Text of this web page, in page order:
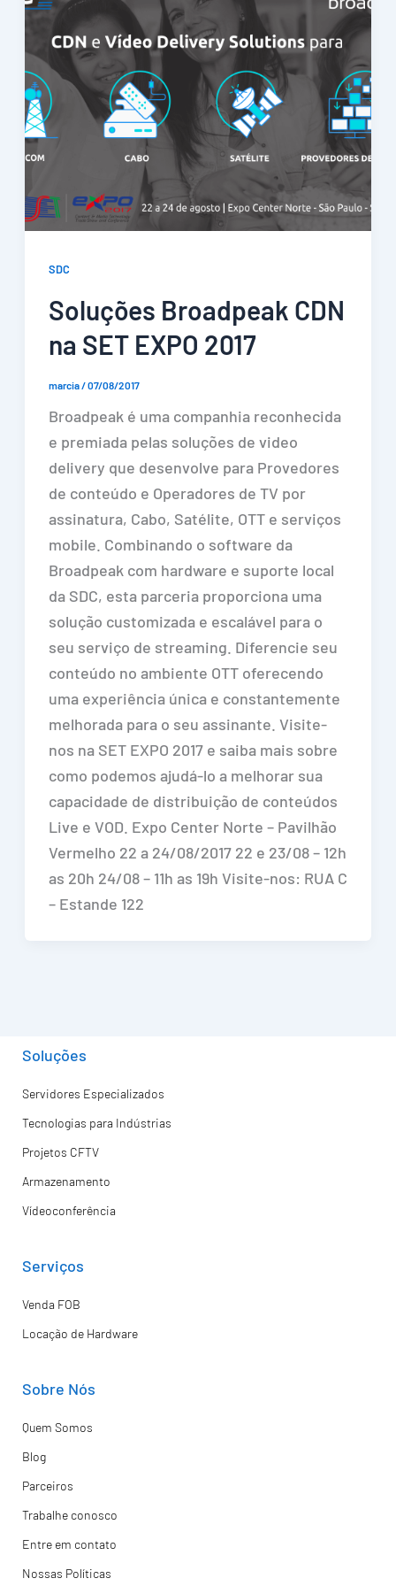
SDC
Soluções Broadpeak CDN
na SET EXPO 2017
marcia/07/08/2017
Broadpeak é uma companhia reconhecida
e premiada pelas soluções de video
delivery que desenvolve para Provedores
de conteúdo e Operadores de TV por
assinatura, Cabo, Satélite, OTT e serviços
mobile. Combinando o software da
Broadpeak com hardware e suporte local
da SDC, esta parceria proporciona uma
solução customizada e escalável para o
seu serviço de streaming. Diferencie seu
conteúdo no ambiente OTT oferecendo
uma experiência única e constantemente
melhorada para o seu assinante. Visite-
nos na SET EXPO 2017 e saiba mais sobre
como podemos ajudá-lo a melhorar sua
capacidade de distribuição de conteúdos
Live e VOD. Expo Center Norte – Pavilhão
Vermelho 22 a 24/08/2017 22 e 23/08 – 12h
as 20h 24/08 – 11h as 19h Visite-nos: RUA C
– Estande 122
Soluções
Servidores Especializados
Tecnologias para Indústrias
Projetos CFTV
Armazenamento
Vídeoconferência
Serviços
Venda FOB
Locação de Hardware
Sobre Nós
Quem Somos
Blog
Parceiros
Trabalhe conosco
Entre em contato
Nossas Políticas